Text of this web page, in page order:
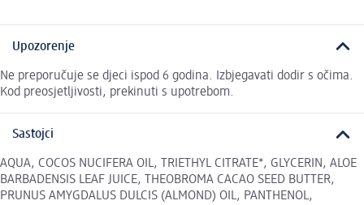
Upozorenje
Ne preporučuje se djeci ispod 6 godina. Izbjegavati dodir s očima.
Kod preosjetljivosti, prekinuti s upotrebom.
Sastojci
AQUA, COCOS NUCIFERA OIL, TRIETHYL CITRATE*, GLYCERIN, ALOE
BARBADENSIS LEAF JUICE, THEOBROMA CACAO SEED BUTTER,
PRUNUS AMYGDALUS DULCIS (ALMOND) OIL, PANTHENOL,